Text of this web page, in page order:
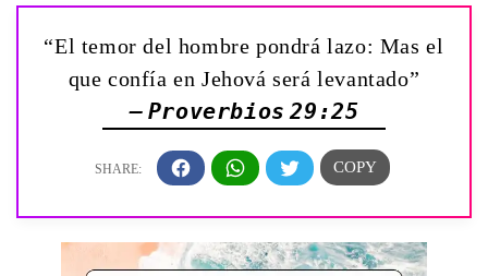
“El temor del hombre pondrá lazo: Mas el
que confía en Jehová será levantado”
— Proverbios 29:25